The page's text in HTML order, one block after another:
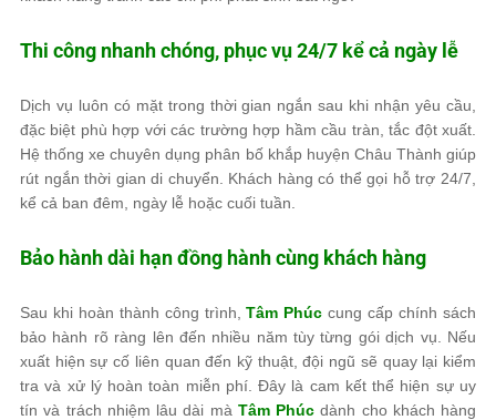
Thi công nhanh chóng, phục vụ 24/7 kể cả ngày lễ
Dịch vụ luôn có mặt trong thời gian ngắn sau khi nhận yêu cầu,
đặc biệt phù hợp với các trường hợp hầm cầu tràn, tắc đột xuất.
Hệ thống xe chuyên dụng phân bố khắp huyện Châu Thành giúp
rút ngắn thời gian di chuyển. Khách hàng có thể gọi hỗ trợ 24/7,
kể cả ban đêm, ngày lễ hoặc cuối tuần.
Bảo hành dài hạn đồng hành cùng khách hàng
Sau khi hoàn thành công trình,Tâm Phúc cung cấp chính sách
bảo hành rõ ràng lên đến nhiều năm tùy từng gói dịch vụ. Nếu
xuất hiện sự cố liên quan đến kỹ thuật, đội ngũ sẽ quay lại kiểm
tra và xử lý hoàn toàn miễn phí. Đây là cam kết thể hiện sự uy
tín và trách nhiệm lâu dài mà Tâm Phúc dành cho khách hàng